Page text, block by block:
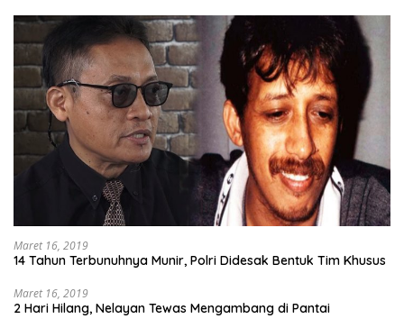
Maret 16, 2019
14 Tahun Terbunuhnya Munir, Polri Didesak Bentuk Tim Khusus
Maret 16, 2019
2 Hari Hilang, Nelayan Tewas Mengambang di Pantai